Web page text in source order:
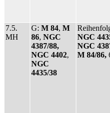
7.5.
MH
G: M 84, M
86, NGC
4387/88,
NGC 4402,
NGC
4435/38
NGC
NGC
M 84/86,